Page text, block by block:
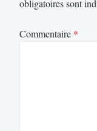
obligatoires sont
Commentaire *